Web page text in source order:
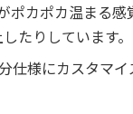
ポカポカ温まる感
たりしています。
仕様にカスタマ